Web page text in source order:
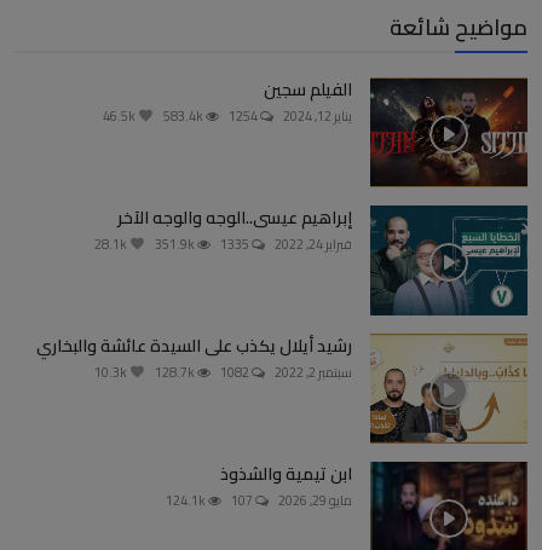
مواضيح شائعة
الفيلم سجين
يناير 12, 2024
إبراهيم عيسى..الوجه والوجه الآخر
فبراير 24, 2022
رشيد أيلال يكذب على السيدة عائشة والبخاري
سبتمبر 2, 2022
ابن تيمية والشذوذ
مايو 29, 2026